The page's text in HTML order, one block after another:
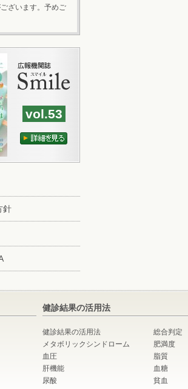
ざいます。予めご
vol.53
針
健診結果の活用法
健診結果の活用法
総合判定
メタボリックシンドローム
肥満度
血圧
脂質
肝機能
血糖
尿酸
貧血